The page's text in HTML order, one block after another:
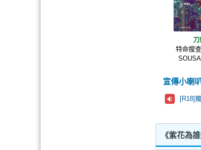
特命搜
宣傳小喇
[R18]
《紫花為